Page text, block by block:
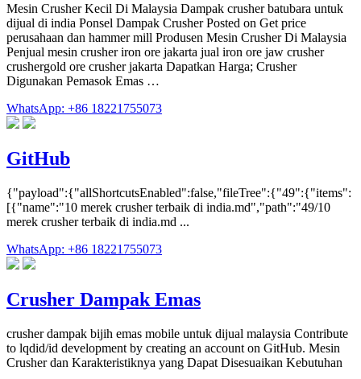
Mesin Crusher Kecil Di Malaysia Dampak crusher batubara untuk
dijual di india Ponsel Dampak Crusher Posted on Get price
perusahaan dan hammer mill Produsen Mesin Crusher Di Malaysia
Penjual mesin crusher iron ore jakarta jual iron ore jaw crusher
crushergold ore crusher jakarta Dapatkan Harga; Crusher
Digunakan Pemasok Emas …
WhatsApp: +86 18221755073
GitHub
{"payload":{"allShortcutsEnabled":false,"fileTree":{"49":{"items":
[{"name":"10 merek crusher terbaik di india.md","path":"49/10
merek crusher terbaik di india.md ...
WhatsApp: +86 18221755073
Crusher Dampak Emas
crusher dampak bijih emas mobile untuk dijual malaysia Contribute
to lqdid/id development by creating an account on GitHub. Mesin
Crusher dan Karakteristiknya yang Dapat Disesuaikan Kebutuhan